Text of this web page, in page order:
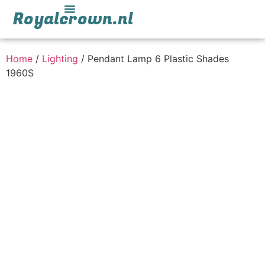
Royalcrown.nl
Home / Lighting / Pendant Lamp 6 Plastic Shades
1960S